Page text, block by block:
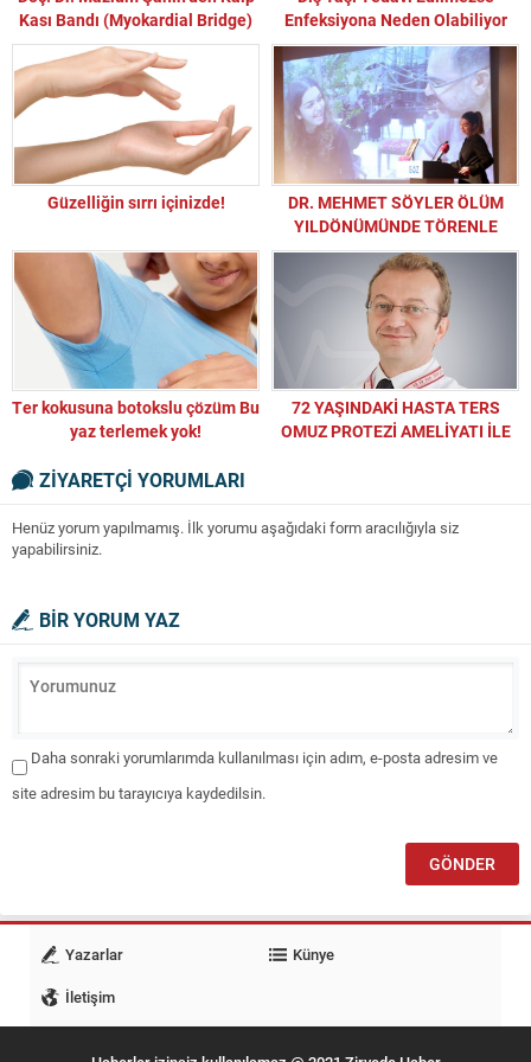
Kası Bandı (Myokardial Bridge)
Hastalığı ve Tedavisi Hakkında
Bilgilendirme
Enfeksiyona Neden Olabiliyor
Güzelliğin sırrı içinizde!
DR. MEHMET SÖYLER ÖLÜM
YILDÖNÜMÜNDE TÖRENLE
ANILDI
Ter kokusuna botokslu çözüm Bu
yaz terlemek yok!
72 YAŞINDAKİ HASTA TERS
OMUZ PROTEZİ AMELİYATI İLE
ZİYARETÇİ YORUMLARI
Henüz yorum yapılmamış. İlk yorumu aşağıdaki form aracılığıyla siz
yapabilirsiniz.
BİR YORUM YAZ
Daha sonraki yorumlarımda kullanılması için adım, e-posta adresim ve
site adresim bu tarayıcıya kaydedilsin.
Yazarlar
Künye
İletişim